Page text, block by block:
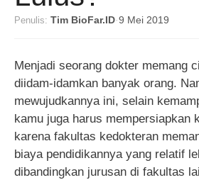
Penulis: Tim BioFar.ID·9 Mei 2019
Menjadi seorang dokter memang
diidam-idamkan banyak orang.
mewujudkannya ini, selain
kamu juga harus mempersiapkan
karena fakultas kedokteran
biaya pendidikannya yang relatif
dibandingkan jurusan di fakultas